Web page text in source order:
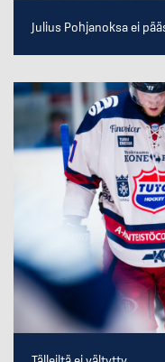
Julius Pohjanoksa ei